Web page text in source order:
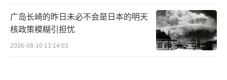
广岛长崎的昨日未必不会是日本的明天
核政策模糊引担忧
2026-08-10 13:14:03